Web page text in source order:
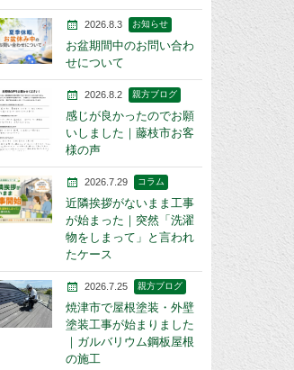
2026.8.3 お知らせ
お盆期間中のお問い合わ
せについて
2026.8.2 親方ブログ
感じが良かったのでお願
いしました｜藤枝市お客
様の声
2026.7.29 コラム
近隣挨拶がないまま工事
が始まった｜突然「洗濯
物をしまって」と言われ
たケース
2026.7.25 親方ブログ
焼津市で屋根塗装・外壁
塗装工事が始まりました
｜ガルバリウム鋼板屋根
の施工